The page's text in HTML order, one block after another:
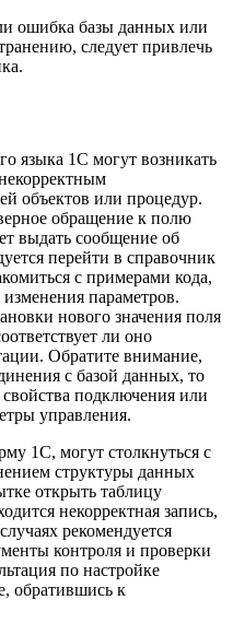
ошибка базы данных или
следует привлечь
языка 1С могут возникать
объектов или процедур.
обращение к полю
выдать сообщение об
перейти в справочник
с примерами кода,
параметров.
нового значения поля
ли оно
Обратите внимание,
с базой данных, то
подключения или
управления.
1С, могут столкнуться с
структуры данных
открыть таблицу
некорректная запись,
рекомендуется
контроля и проверки
по настройке
обратившись к